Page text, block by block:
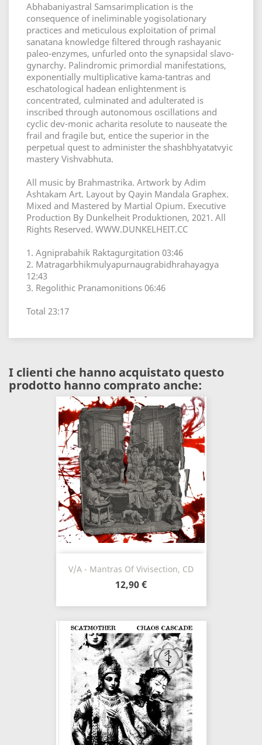
Abhabaniyastral Samsarimplication is the
consequence of ineliminable yogisolationary
practices and meticulous exploitation of primal
sanatana knowledge filtered through rashayanic
paleo-enzymes, unfurled onto the synapsidal slavo-
gynarchy. Palindromic primordial manifestations,
exponentially multiplicative kama-tantras and
eschatological hadean enlightenment is
concentrated, culminated and adulterated is
inscribed through autonomous oscillations and
cyclic dev-monic acharita resolute to nauseate the
frail and fragile but, entice the superior in the
perpetual quest to administer the shashbhyatatvyic
mastery Vishvabhuta.
All music by Brahmastrika. Artwork by Adim
Ashtakam Art. Layout by Qayin Mandala Graphex.
Mixed and Mastered by Martial Opium. Executive
Production By Dunkelheit Produktionen, 2021. All
Rights Reserved. WWW.DUNKELHEIT.CC
1. Agniprabahik Raktagurgitation 03:46
2. Matragarbhikmulyapurnaugrabidhrahayagya
12:43
3. Regolithic Pranamonitions 06:46
Total 23:17
I clienti che hanno acquistato questo
prodotto hanno comprato anche:
V/A - Mantras Of Vivisection, CD
12,90 €